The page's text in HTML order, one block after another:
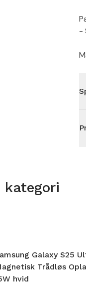
-
kategori
Galaxy S25
Trådløs
hvid